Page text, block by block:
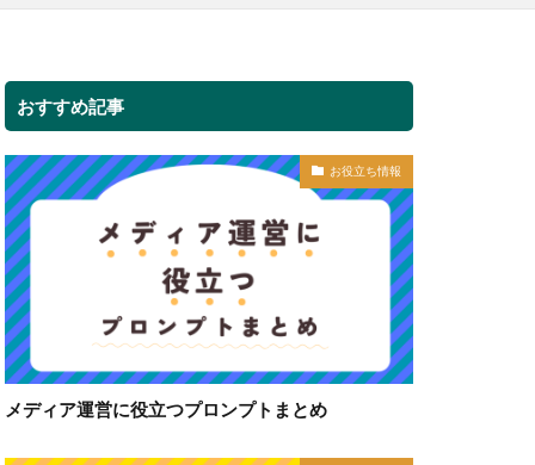
おすすめ記事
お役立ち情報
メディア運営に役立つプロンプトまとめ